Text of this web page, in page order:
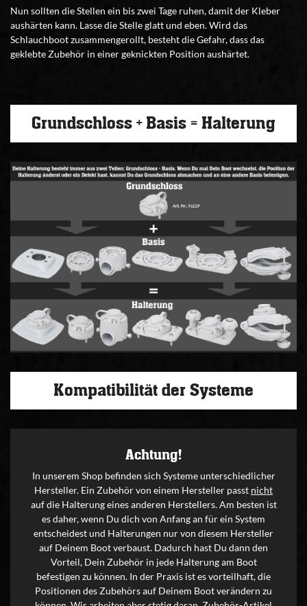
Nun sollten die Stellen ein bis zwei Tage ruhen, damit der Kleber
aushärten kann. Lasse die Stelle glatt und eben. Wird das
Schlauchboot zusammengerollt, besteht die Gefahr, dass das
geklebte Zubehör in einer geknickten Position aushärtet.
Grundschloss + Basis = Halterung
Kompatibilität der Systeme
Achtung!
In unserem Shop befinden sich Systeme unterschiedlicher
Hersteller. Ein Zubehör von einem Hersteller passt nicht
auf die Halterung eines anderen Herstellers. Am besten ist
es daher, wenn Du dich von Anfang an für ein System
entscheidest und Halterungen nur von diesem Hersteller
auf Deinem Boot verbaust. Dadurch hast Du dann den
Vorteil, Dein Zubehör in jede Halterung am Boot
befestigen zu können. In der Praxis ist es vorteilhaft, die
Positionen des Zubehörs auf Deinem Boot verändern zu